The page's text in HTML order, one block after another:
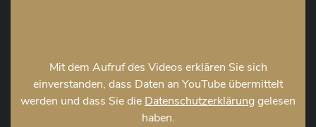
Mit dem Aufruf des Videos erklären Sie sich
einverstanden, dass Daten an YouTube übermittelt
werden und dass Sie die Datenschutzerklärunggelesen
haben.